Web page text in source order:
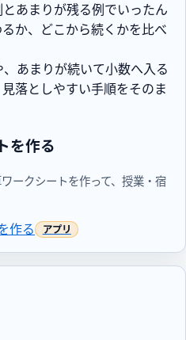
あまりが残る例でいったん
か、どこから続くかを比べ
あまりが続いて小数へ入る
落としやすい手順をそのま
を作る
ークシートを作って、授業・宿
作る